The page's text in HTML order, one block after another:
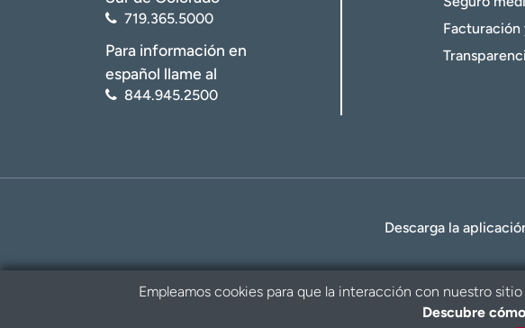
719.365.5000
Para información en
español llame al
844.945.2500
Descarga la
Empleamos cookies para que la interacción con nuestro
Descubre